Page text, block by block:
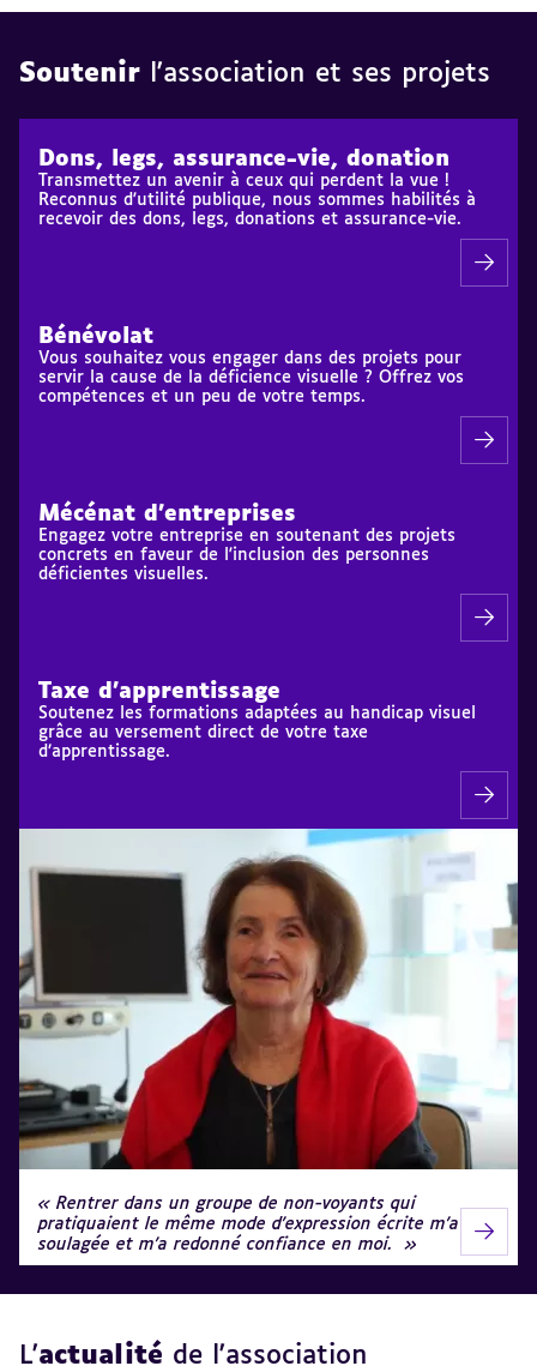
Soutenir l'association et ses projets
Dons, legs, assurance-vie, donation
Transmettez un avenir à ceux qui perdent la vue !
Reconnus d'utilité publique, nous sommes habilités à
recevoir des dons, legs, donations et assurance-vie.
Bénévolat
Vous souhaitez vous engager dans des projets pour
servir la cause de la déficience visuelle ? Offrez vos
compétences et un peu de votre temps.
Mécénat d'entreprises
Engagez votre entreprise en soutenant des projets
concrets en faveur de l'inclusion des personnes
déficientes visuelles.
Taxe d'apprentissage
Soutenez les formations adaptées au handicap visuel
grâce au versement direct de votre taxe
d’apprentissage.
Rentrer dans un groupe de non-voyants qui
pratiquaient le même mode d’expression écrite m’a
soulagée et m’a redonné confiance en moi.
L'actualité de l'association